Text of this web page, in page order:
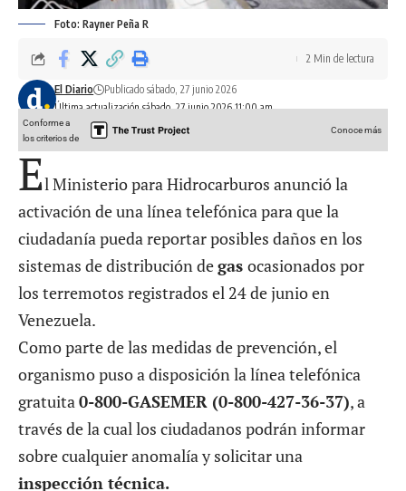
Foto: Rayner Peña R
Última actualización sábado, 27 junio 2026 11:00 am
El Diario Publicado sábado, 27 junio 2026
2 Min de lectura
Conforme a
los criterios de
Conoce más
El Ministerio para Hidrocarburos anunció la
activación de una línea telefónica para que la
ciudadanía pueda reportar posibles daños en los
sistemas de distribución degas ocasionados por
los terremotos registrados el 24 de junio en
Venezuela.
Como parte de las medidas de prevención, el
organismo puso a disposición la línea telefónica
gratuita0-800-GASEMER (0-800-427-36-37), a
través de la cual los ciudadanos podrán informar
sobre cualquier anomalía y solicitar una
inspección técnica.